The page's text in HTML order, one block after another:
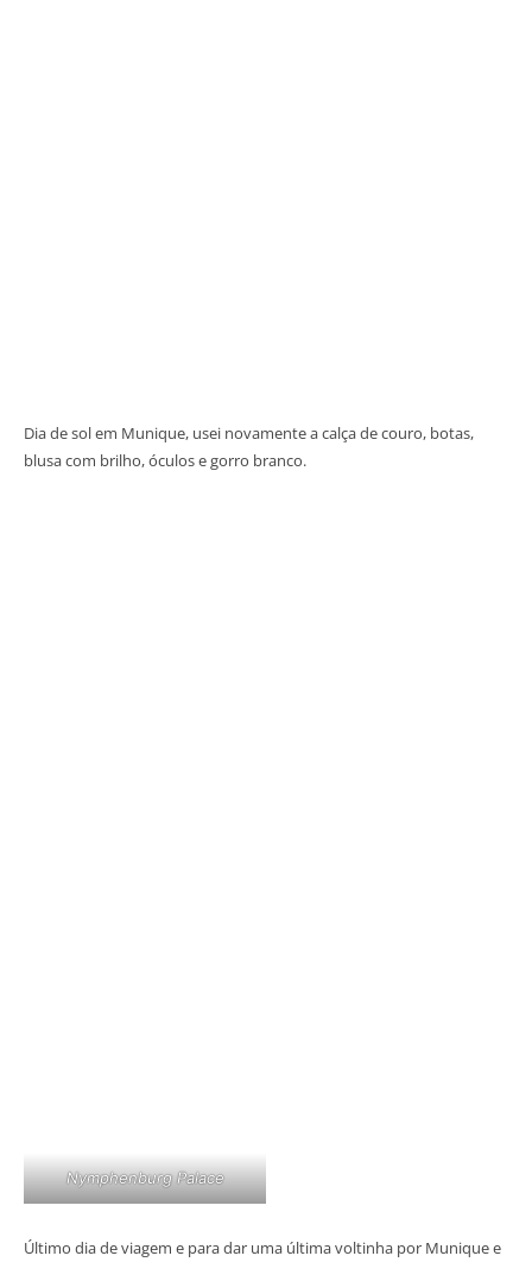
Dia de sol em Munique, usei novamente a calça de couro, botas,
blusa com brilho, óculos e gorro branco.
Nymphenburg Palace
Último dia de viagem e para dar uma última voltinha por Munique e